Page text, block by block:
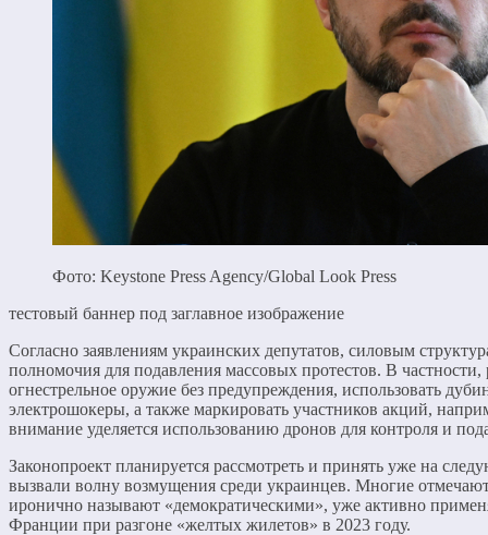
Фото: Keystone Press Agency/Global Look Press
тестовый баннер под заглавное изображение
Согласно заявлениям украинских депутатов, силовым
полномочия для подавления массовых протестов. В частности,
огнестрельное оружие без предупреждения, использовать
электрошокеры, а также маркировать участников акций,
внимание уделяется использованию дронов для контроля и
Законопроект планируется рассмотреть и принять уже на
вызвали волну возмущения среди украинцев. Многие
иронично называют «демократическими», уже активно
Франции при разгоне «желтых жилетов» в 2023 году.